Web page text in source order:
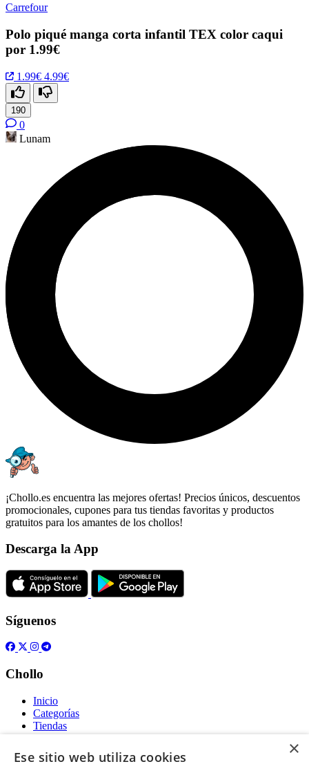
Carrefour
Polo piqué manga corta infantil TEX color caqui
por 1.99€
1.99€ 4.99€
190
0
Lunam
¡Chollo.es encuentra las mejores ofertas! Precios únicos, descuentos
promocionales, cupones para tus tiendas favoritas y productos
gratuitos para los amantes de los chollos!
Descarga la App
Síguenos
Chollo
Inicio
Categorías
Tiendas
Gratis
Acerca de
×
Ese sitio web utiliza cookies